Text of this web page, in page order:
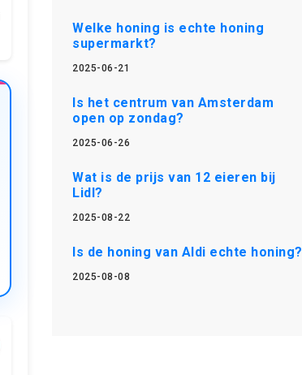
Welke honing is echte honing
supermarkt?
2025-06-21
Is het centrum van Amsterdam
open op zondag?
2025-06-26
Wat is de prijs van 12 eieren bij
Lidl?
2025-08-22
Is de honing van Aldi echte honing?
2025-08-08